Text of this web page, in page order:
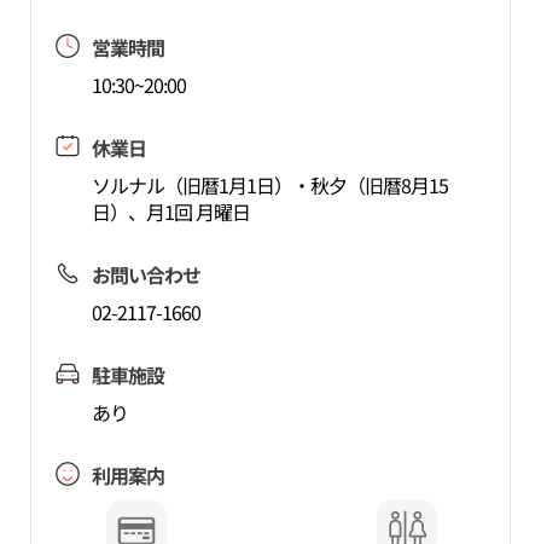
営業時間
10:30~20:00
休業日
ソルナル（旧暦1月1日）・秋夕（旧暦8月15
日）、月1回 月曜日
お問い合わせ
02-2117-1660
駐車施設
あり
利用案内